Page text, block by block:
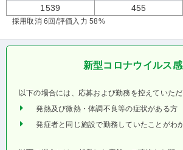
1539 455
採用取消 6回 /評価入力 58%
新型コロナウイルス
以下の場合には、応募および勤務を控えていた
発熱及び微熱・体調不良等の症状がある方
発症者と同じ施設で勤務していたことがわ